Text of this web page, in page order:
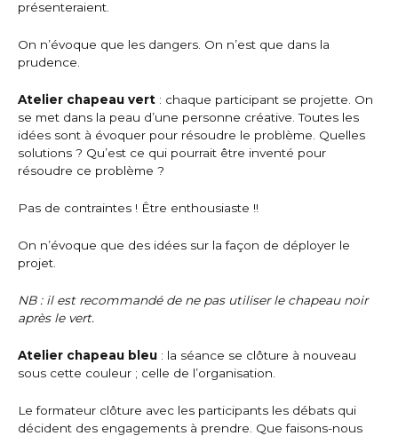
présenteraient.
On n’évoque que les dangers. On n’est que dans la
prudence.
Atelier chapeau vert : chaque participant se projette. On
se met dans la peau d’une personne créative. Toutes les
idées sont à évoquer pour résoudre le problème. Quelles
solutions ? Qu’est ce qui pourrait être inventé pour
résoudre ce problème ?
Pas de contraintes ! Être enthousiaste !!
On n’évoque que des idées sur la façon de déployer le
projet.
NB : il est recommandé de ne pas utiliser le chapeau noir
après le vert.
Atelier chapeau bleu : la séance se clôture à nouveau
sous cette couleur ; celle de l’organisation.
Le formateur clôture avec les participants les débats qui
décident des engagements à prendre. Que faisons-nous